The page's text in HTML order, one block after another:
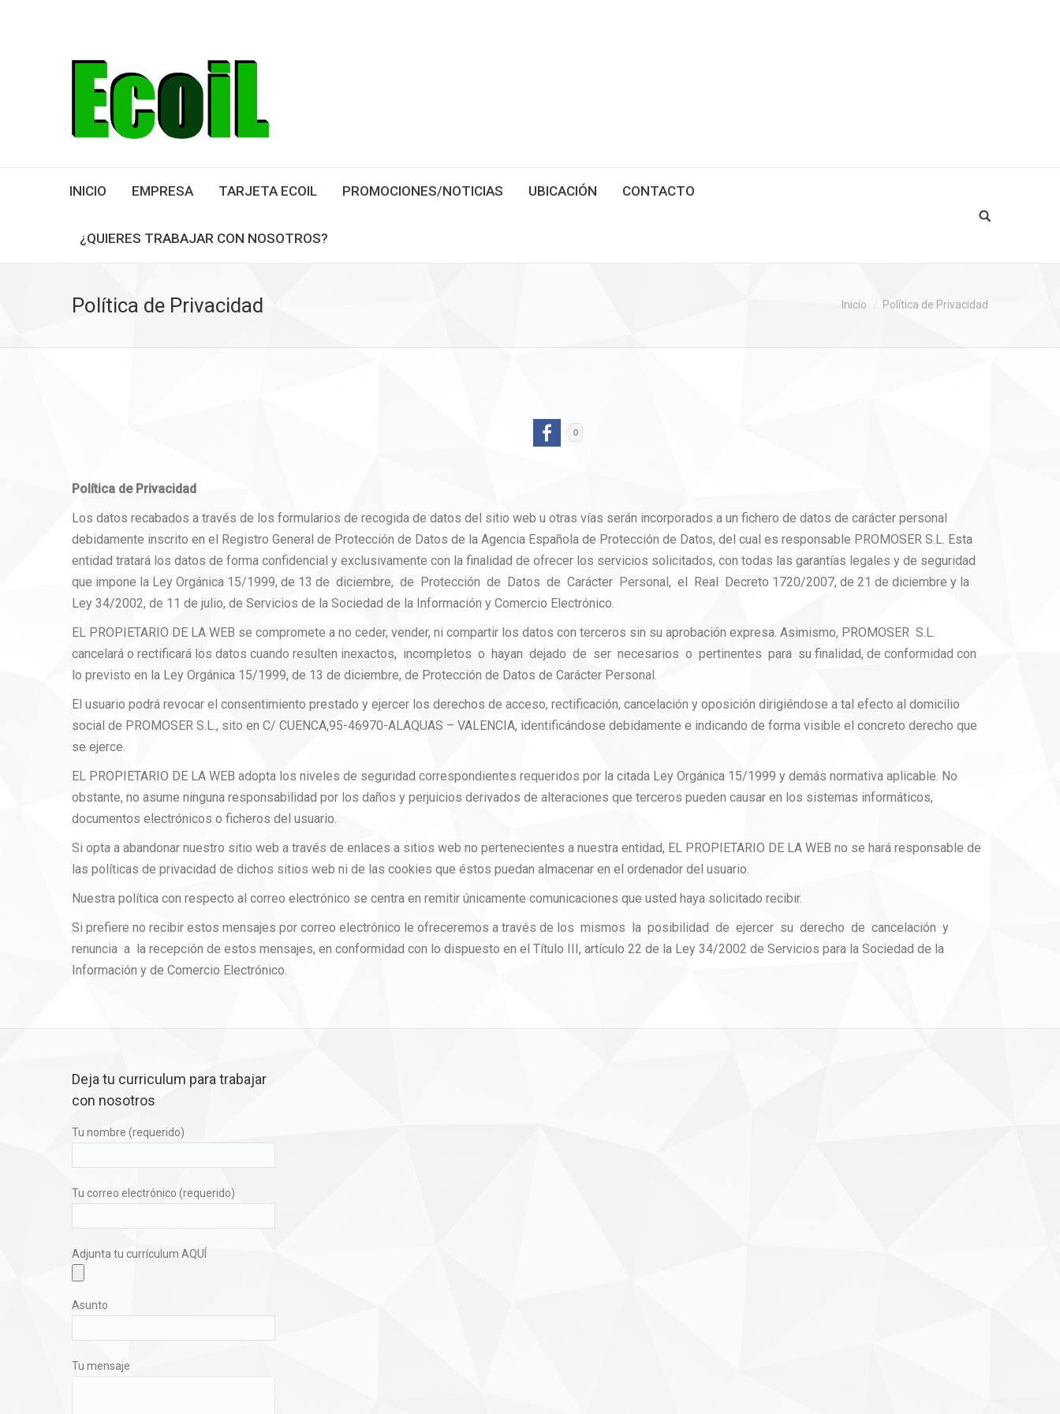
INICIO EMPRESA TARJETA ECOIL PROMOCIONES/NOTICIAS UBICACIÓN CONTACTO
¿QUIERES TRABAJAR CON NOSOTROS?
Política de Privacidad Inicio Política de Privacidad
0
Política de Privacidad
Los datos recabados a través de los formularios de recogida de datos del sitio web u otras vías serán incorporados a un fichero de datos de carácter personal
debidamente inscrito en el Registro General de Protección de Datos de la Agencia Española de Protección de Datos, del cual es responsable PROMOSER S.L. Esta
entidad tratará los datos de forma confidencial y exclusivamente con la finalidad de ofrecer los servicios solicitados, con todas las garantías legales y de seguridad
que impone la Ley Orgánica 15/1999, de 13 de diciembre, de Protección de Datos de Carácter Personal, el Real Decreto 1720/2007, de 21 de diciembre y la
Ley 34/2002, de 11 de julio, de Servicios de la Sociedad de la Información y Comercio Electrónico.
EL PROPIETARIO DE LA WEB se compromete a no ceder, vender, ni compartir los datos con terceros sin su aprobación expresa. Asimismo, PROMOSER S.L.
cancelará o rectificará los datos cuando resulten inexactos, incompletos o hayan dejado de ser necesarios o pertinentes para su finalidad, de conformidad con
lo previsto en la Ley Orgánica 15/1999, de 13 de diciembre, de Protección de Datos de Carácter Personal.
El usuario podrá revocar el consentimiento prestado y ejercer los derechos de acceso, rectificación, cancelación y oposición dirigiéndose a tal efecto al domicilio
social de PROMOSER S.L., sito en C/ CUENCA,95-46970-ALAQUAS – VALENCIA, identificándose debidamente e indicando de forma visible el concreto derecho que
se ejerce.
EL PROPIETARIO DE LA WEB adopta los niveles de seguridad correspondientes requeridos por la citada Ley Orgánica 15/1999 y demás normativa aplicable. No
obstante, no asume ninguna responsabilidad por los daños y perjuicios derivados de alteraciones que terceros pueden causar en los sistemas informáticos,
documentos electrónicos o ficheros del usuario.
Si opta a abandonar nuestro sitio web a través de enlaces a sitios web no pertenecientes a nuestra entidad, EL PROPIETARIO DE LA WEB no se hará responsable de
las políticas de privacidad de dichos sitios web ni de las cookies que éstos puedan almacenar en el ordenador del usuario.
Nuestra política con respecto al correo electrónico se centra en remitir únicamente comunicaciones que usted haya solicitado recibir.
Si prefiere no recibir estos mensajes por correo electrónico le ofreceremos a través de los mismos la posibilidad de ejercer su derecho de cancelación y
renuncia a la recepción de estos mensajes, en conformidad con lo dispuesto en el Título III, artículo 22 de la Ley 34/2002 de Servicios para la Sociedad de la
Información y de Comercio Electrónico.
Deja tu curriculum para trabajar
con nosotros
Tu nombre (requerido)
Tu correo electrónico (requerido)
Adjunta tu currículum AQUÍ
Asunto
Tu mensaje